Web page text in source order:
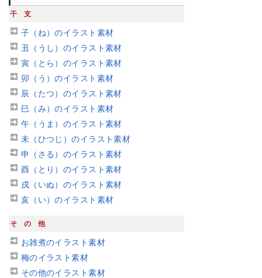
干支
子（ね）のイラスト素材
丑（うし）のイラスト素材
寅（とら）のイラスト素材
卯（う）のイラスト素材
辰（たつ）のイラスト素材
巳（み）のイラスト素材
午（うま）のイラスト素材
未（ひつじ）のイラスト素材
申（さる）のイラスト素材
酉（とり）のイラスト素材
戌（いぬ）のイラスト素材
亥（い）のイラスト素材
その他
お雑煮のイラスト素材
梅のイラスト素材
その他のイラスト素材